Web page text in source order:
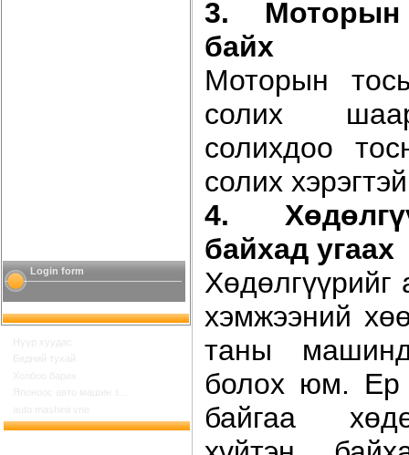
Login form
Нүүр хуудас
Бидний тухай
Холбоо барих
Японоос авто машин з...
auto mashinii vne
3. Моторын
байх
Моторын
солих
солихдоо
солих
4.
байхад угаах
Хөдөлгүүрийг
хэмжээний
таны
болох юм. Ер
байгаа